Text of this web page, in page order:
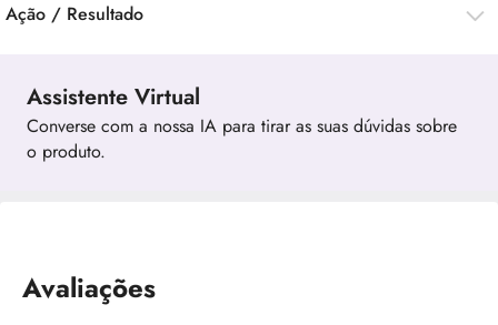
Ação / Resultado
Assistente Virtual
Converse com a nossa IA para tirar as suas dúvidas sobre
o produto.
Avaliações